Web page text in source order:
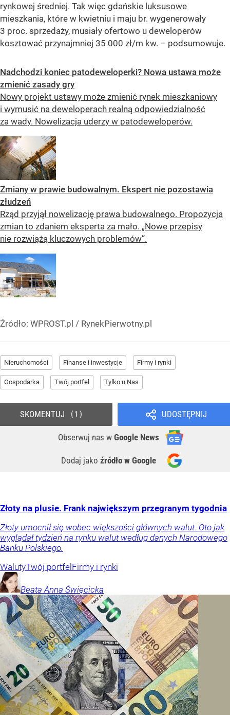
rynkowej średniej. Tak więc gdańskie luksusowe
mieszkania, które w kwietniu i maju br. wygenerowały
3 proc. sprzedaży, musiały ofertowo u deweloperów
kosztować przynajmniej 35 000 zł/m kw. – podsumowuje.
Nadchodzi koniec patodeweloperki? Nowa ustawa może
zmienić zasady gry
Nowy projekt ustawy może zmienić rynek mieszkaniowy
i wymusić na deweloperach realną odpowiedzialność
za wady. Nowelizacja uderzy w patodeweloperów.
Zmiany w prawie budowalnym. Ekspert nie pozostawia
złudzeń
Rząd przyjął nowelizację prawa budowalnego. Propozycja
zmian to zdaniem eksperta za mało. „Nowe przepisy
nie rozwiążą kluczowych problemów”.
Źródło: WPROST.pl / RynekPierwotny.pl
Nieruchomości Finanse i inwestycje Firmy i rynki
Gospodarka Twój portfel Tylko u Nas
UDOSTĘPNIJ
Obserwuj nas w Google News
Dodaj jako źródło w Google
SKOMENTUJ 1
Złoty na plusie. Frank największym przegranym tygodnia
Złoty umocnił się wobec większości głównych walut. Oto jak
wyglądał tydzień na rynku walut według danych Narodowego
Banku Polskiego.
WalutyTwój portfelFirmy i rynki
Beata Anna Święcicka